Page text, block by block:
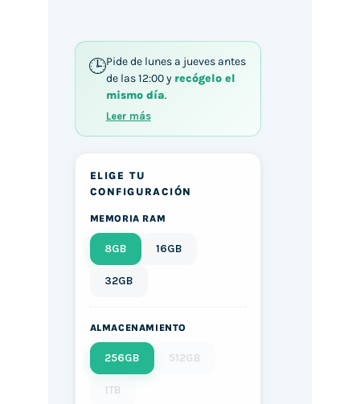
Pide de lunes a jueves antes
de las 12:00 y recógelo el
mismo día.
Leer más
ELIGE TU
CONFIGURACIÓN
MEMORIA RAM
8GB 16GB
32GB
ALMACENAMIENTO
256GB 512GB
1TB